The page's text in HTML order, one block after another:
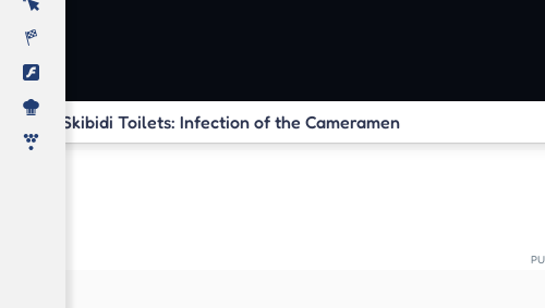
Skibidi Toilets: Infection of the Cameramen